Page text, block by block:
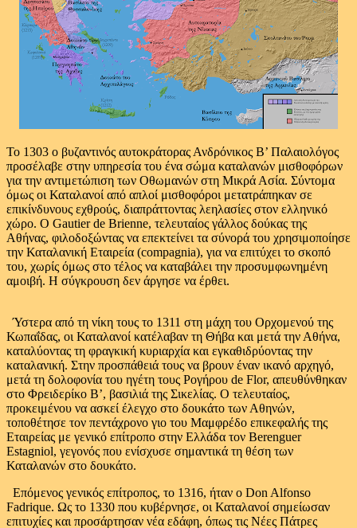
Το 1303 ο βυζαντινός αυτοκράτορας Ανδρόνικος Β’ Παλαιολόγος
προσέλαβε στην υπηρεσία του ένα σώμα καταλανών μισθοφόρων
για την αντιμετώπιση των Οθωμανών στη Μικρά Ασία. Σύντομα
όμως οι Καταλανοί από απλοί μισθοφόροι μετατράπηκαν σε
επικίνδυνους εχθρούς, διαπράττοντας λεηλασίες στον ελληνικό
χώρο. Ο Gautier de Brienne, τελευταίος γάλλος δούκας της
Αθήνας, φιλοδοξώντας να επεκτείνει τα σύνορά του χρησιμοποίησε
την Καταλανική Εταιρεία (compagnia), για να επιτύχει το σκοπό
του, χωρίς όμως στο τέλος να καταβάλει την προσυμφωνημένη
αμοιβή. Η σύγκρουση δεν άργησε να έρθει.
Ύστερα από τη νίκη τους το 1311 στη μάχη του Ορχομενού της
Κωπαΐδας, οι Καταλανοί κατέλαβαν τη Θήβα και μετά την Αθήνα,
καταλύοντας τη φραγκική κυριαρχία και εγκαθιδρύοντας την
καταλανική. Στην προσπάθειά τους να βρουν έναν ικανό αρχηγό,
μετά τη δολοφονία του ηγέτη τους Ρογήρου de Flor, απευθύνθηκαν
στο Φρειδερίκο Β’, βασιλιά της Σικελίας. Ο τελευταίος,
προκειμένου να ασκεί έλεγχο στο δουκάτο των Αθηνών,
τοποθέτησε τον πεντάχρονο γιο του Μαμφρέδο επικεφαλής της
Εταιρείας με γενικό επίτροπο στην Ελλάδα τον Berenguer
Estagniol, γεγονός που ενίσχυσε σημαντικά τη θέση των
Καταλανών στο δουκάτο.
Επόμενος γενικός επίτροπος, το 1316, ήταν ο Don Alfonso
Fadrique. Ως το 1330 που κυβέρνησε, οι Καταλανοί σημείωσαν
επιτυχίες και προσάρτησαν νέα εδάφη, όπως τις Νέες Πάτρες